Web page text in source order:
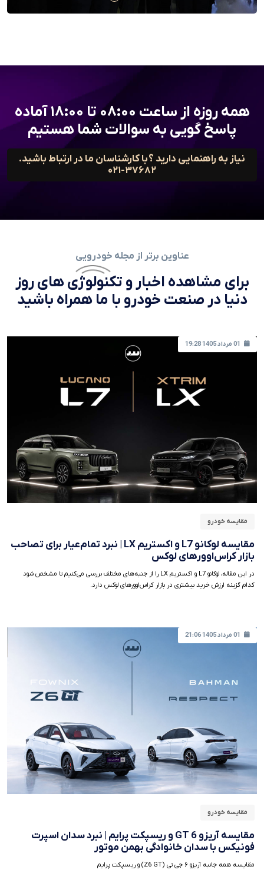
همه روزه از ساعت ۰۸:۰۰ تا ۱۸:۰۰ آماده
پاسخ گویی به سوالات شما هستیم
نیاز به راهنمایی دارید ؟ با کارشناسان ما در ارتباط باشید.
۳۷۶۸۲-۰۲۱
عناوین برتر از مجله خودرویی
برای مشاهده اخبار و تکنولوژی های روز
دنیا در صنعت خودرو با ما همراه باشید
مقایسه خودرو
مقایسه لوکانو L7 و اکستریم LX | نبرد تمام‌عیار برای تصاحب
بازار کراس‌اوورهای لوکس
در این مقاله، لوکانو L7 و اکستریم LX را از جنبه‌های مختلف بررسی می‌کنیم تا مشخص شود
کدام گزینه ارزش خرید بیشتری در بازار کراس‌اوورهای لوکس دارد.
مقایسه خودرو
مقایسه آریزو 6 GT و ریسپکت پرایم | نبرد سدان اسپرت
فونیکس با سدان خانوادگی بهمن موتور
مقایسه همه جانبه آریزو ۶ جی تی (Z6 GT) و ریسپکت پرایم